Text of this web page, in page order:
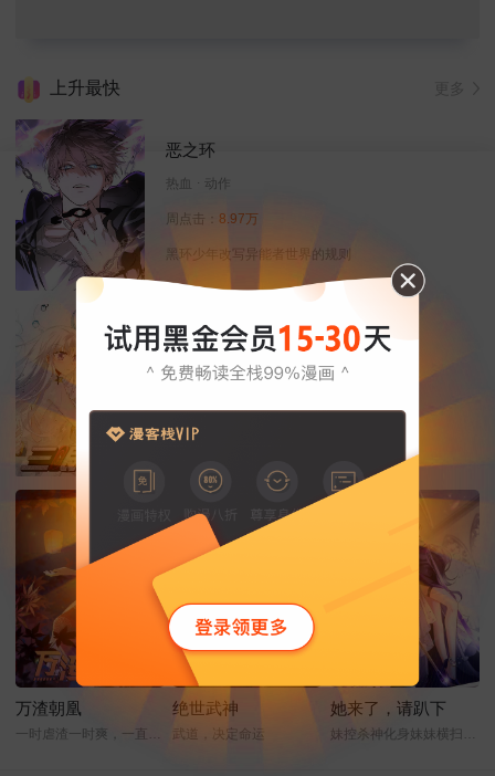
上升最快
恶之环
热血 动作
周点击： 8.97万
黑环少年改写异能者世界的规则
三眼哮天录
恋爱 热血 玄幻
天神下凡来除妖
万渣朝凰
一时虐渣一时爽，一直虐渣一直爽
绝世武神
武道，决定命运
她来了，请趴下
妹控杀神化身妹妹横扫娱乐圈